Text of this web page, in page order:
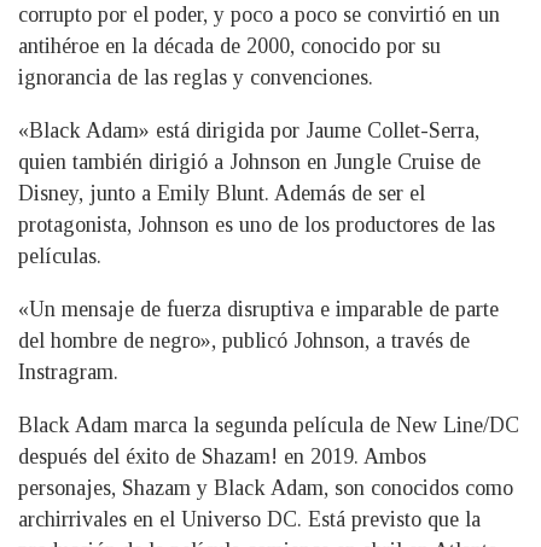
corrupto por el poder, y poco a poco se convirtió en un
antihéroe en la década de 2000, conocido por su
ignorancia de las reglas y convenciones.
«Black Adam» está dirigida por Jaume Collet-Serra,
quien también dirigió a Johnson en Jungle Cruise de
Disney, junto a Emily Blunt. Además de ser el
protagonista, Johnson es uno de los productores de las
películas.
«Un mensaje de fuerza disruptiva e imparable de parte
del hombre de negro», publicó Johnson, a través de
Instragram.
Black Adam marca la segunda película de New Line/DC
después del éxito de Shazam! en 2019. Ambos
personajes, Shazam y Black Adam, son conocidos como
archirrivales en el Universo DC. Está previsto que la